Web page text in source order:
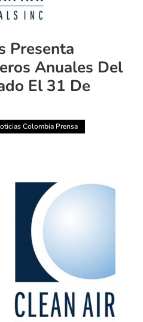
Presenta
Anuales Del
El 31 De
Colombia Prensa